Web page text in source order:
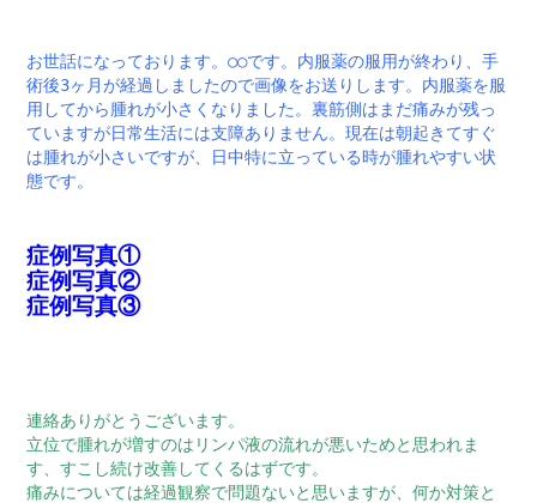
お世話になっております。○○です。内服薬の服用が終わり、手
術後3ヶ月が経過しましたので画像をお送りします。内服薬を服
用してから腫れが小さくなりました。裏筋側はまだ痛みが残っ
ていますが日常生活には支障ありません。現在は朝起きてすぐ
は腫れが小さいですが、日中特に立っている時が腫れやすい状
態です。
症例写真①
症例写真②
症例写真③
連絡ありがとうございます。
立位で腫れが増すのはリンパ液の流れが悪いためと思われま
す、すこし続け改善してくるはずです。
痛みについては経過観察で問題ないと思いますが、何か対策と